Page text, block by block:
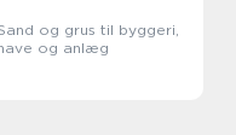
og grus til byggeri,
og anlæg